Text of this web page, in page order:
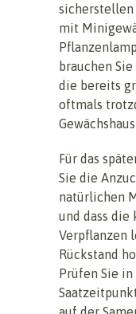
sicherstellen
mit
brauchen
die bereits
oftmals
Für das
Sie die
natürlichen
und dass
Verpflanzen
Rückstand
Prüfen Sie